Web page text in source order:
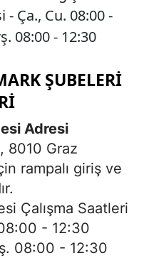
- Ça., Cu. 08:00 -
08:00 - 12:30
ŞUBELERI
Adresi
8010 Graz
rampalı giriş ve
Çalışma Saatleri
- 12:30
08:00 - 12:30